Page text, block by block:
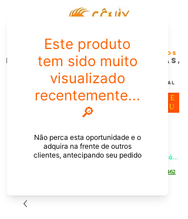
FÊNIX DESIGN STUDIO | Design
Gráfico| Desenvolvimento de Produtos
Personalizados para Pessoas,
Empresas e EventoS
Lembrancinhas, Brindes promocionais,
Decoração, Presentes e Comunicação Visual
PEDIDOS PELO CHAT OU WHATSAPP: Informe os produtos,
quantidade e o CEP ou endereço de entrega e receba um link já
ME
NU
[21] 9 6546 4862